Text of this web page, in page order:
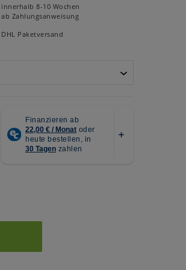
innerhalb 8-10 Wochen
ab Zahlungsanweisung
DHL Paketversand